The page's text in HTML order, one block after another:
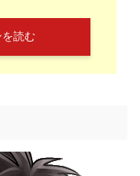
読む